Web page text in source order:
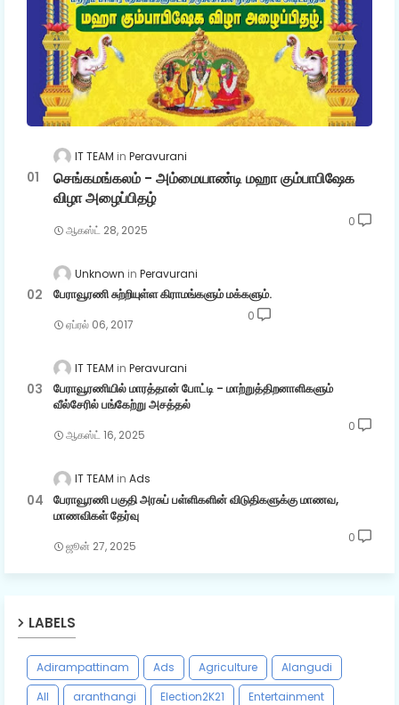
IT TEAM Peravurani
செங்கமங்கலம் - அம்மையாண்டி மஹா கும்பாபிஷேக
விழா அழைப்பிதழ்
ஆகஸ்ட் 28, 2025
0
Unknown Peravurani
பேராவூரணி சுற்றியுள்ள கிராமங்களும் மக்களும்.
ஏப்ரல் 06, 2017
0
IT TEAM Peravurani
பேராவூரணியில் மாரத்தான் போட்டி - மாற்றுத்திறனாளிகளும்
வீல்சேரில் பங்கேற்று அசத்தல்
ஆகஸ்ட் 16, 2025
0
IT TEAM Ads
பேராவூரணி பகுதி அரசுப் பள்ளிகளின் விடுதிகளுக்கு மாணவ,
மாணவிகள் தேர்வு
ஜூன் 27, 2025
0
LABELS
Adirampattinam Ads Agriculture
Alangudi
All
aranthangi Election2K21
Entertainment